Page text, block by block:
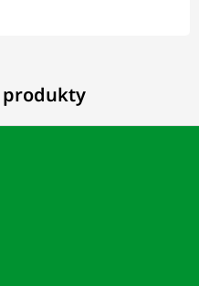
produkty